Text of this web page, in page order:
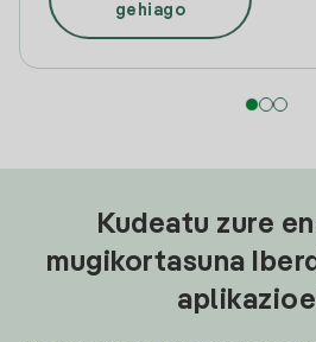
gehiago
Kudeatu zure
mugikortasuna